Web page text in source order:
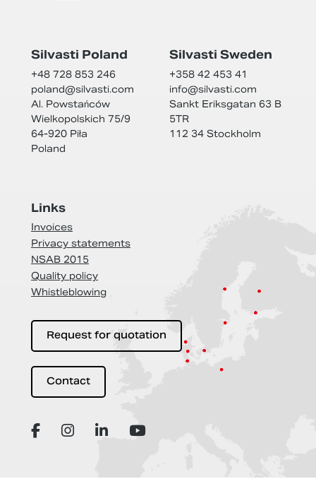
Silvasti Poland
+48 728 853 246
poland@silvasti.com
Al. Powstańców
Wielkopolskich 75/9
64-920 Piła
Poland
Silvasti Sweden
+358 42 453 41
info@silvasti.com
Sankt Eriksgatan 63 B
5TR
112 34 Stockholm
Links
Invoices
Privacy statements
NSAB 2015
Quality policy
Whistleblowing
Request for quotation
Contact